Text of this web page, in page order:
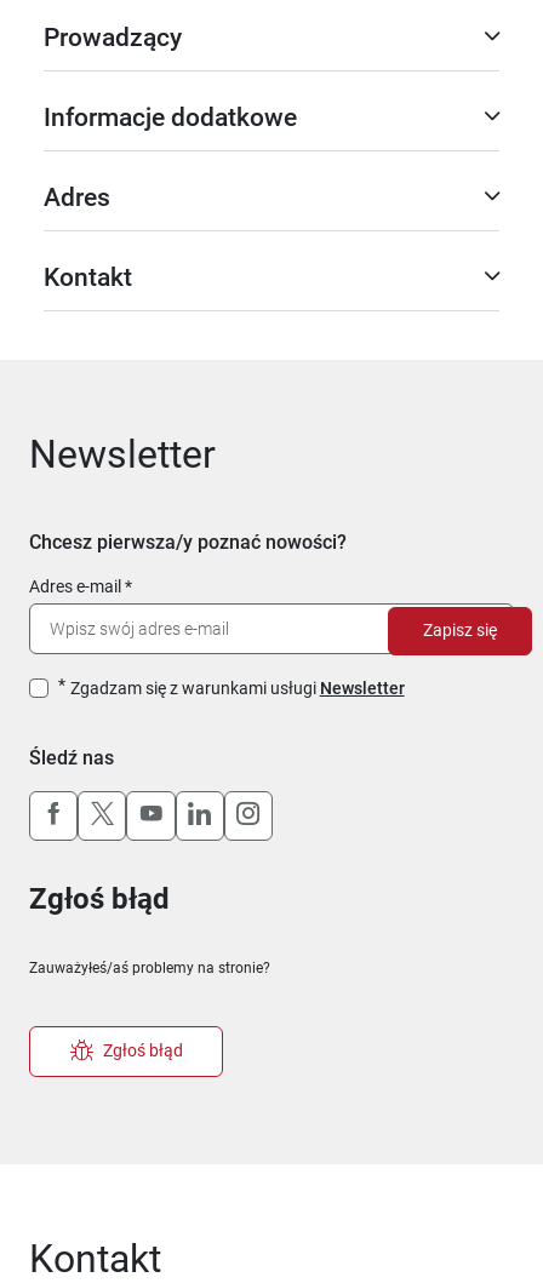
Prowadzący
Informacje dodatkowe
Adres
Kontakt
Newsletter
Chcesz pierwsza/y poznać nowości?
Adres e-mail
Zgadzam się z warunkami usługi Newsletter
Zapisz się
Śledź nas
Uwaga, link otworzy się w nowym oknie
Uwaga, link otworzy się w nowym oknie
Uwaga, link otworzy się w nowym
Uwaga, link otworzy się w
Uwaga, link otworzy się w
Zgłoś błąd
Zauważyłeś/aś problemy na stronie?
Zgłoś błąd
Kontakt